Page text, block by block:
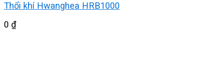
Thổi khí Hwanghea HRB1000
0 ₫